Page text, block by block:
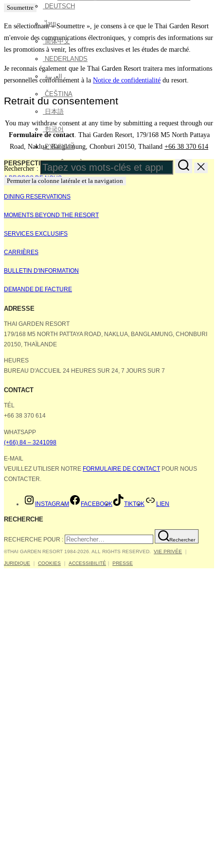
DEUTSCH
ไทย
简体中文
NEDERLANDS
العربية
ČEŠTINA
日本語
한국어
РУССКИЙ
Rechercher :
Permuter la colonne latérale et la navigation
Soumettre
En sélectionnant « Soumettre », je consens à ce que le Thai Garden Resort
m'envoie des communications électroniques, y compris des informations sur
les promotions à venir, les offres exclusives et les études de marché.
Je reconnais également que le Thai Garden Resort traitera mes informations
personnelles conformément à la Notice de confidentialité du resort.
Retrait du consentement
You may withdraw consent at any time by submitting a request through our
Formulaire de contact. Thai Garden Resort, 179/168 M5 North Pattaya
Road, Naklua, Banglamung, Chonburi 20150, Thailand +66 38 370 614
PERSPECTIVES HÔTELIÈRES
A PROPOS DE NOUS
DINING RESERVATIONS
MOMENTS BEYOND THE RESORT
SERVICES EXCLUSIFS
CARRIÈRES
BULLETIN D'INFORMATION
DEMANDE DE FACTURE
ADRESSE
THAI GARDEN RESORT
179/168 M5 NORTH PATTAYA ROAD, NAKLUA, BANGLAMUNG, CHONBURI
20150, THAÏLANDE
HEURES
BUREAU D'ACCUEIL 24 HEURES SUR 24, 7 JOURS SUR 7
CONTACT
TÉL
+66 38 370 614
WHATSAPP
(+66) 84 – 3241098
E-MAIL
VEUILLEZ UTILISER NOTRE FORMULAIRE DE CONTACT POUR NOUS
CONTACTER.
INSTAGRAM FACEBOOK TIKTOK LIEN
RECHERCHE
RECHERCHE POUR : Rechercher
©THAI GARDEN RESORT 1984-2026. ALL RIGHTS RESERVED. VIE PRIVÉE
JURIDIQUE COOKIES ACCESSIBILITÉ PRESSE